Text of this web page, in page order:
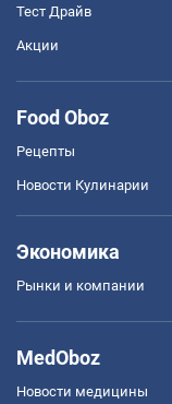
Тест Драйв
Акции
Food Oboz
Рецепты
Новости Кулинарии
Экономика
Рынки и компании
MedOboz
Новости медицины